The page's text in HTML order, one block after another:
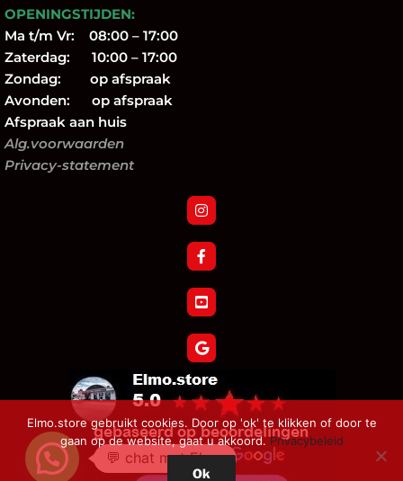
OPENINGSTIJDEN:
Ma t/m Vr: 08:00 – 17:00
Zaterdag: 10:00 – 17:00
Zondag: op afspraak
Avonden: op afspraak
Afspraak aan huis
Alg.voorwaarden
Privacy-statement
💬 chat met Elmo
Elmo.store gebruikt cookies. Door op 'ok' te klikken of door te
gaan op de website, gaat u akkoord.Privacybeleid
Ok